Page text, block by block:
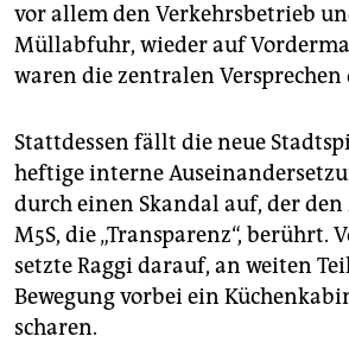
vor allem den Verkehrsbetrieb
Müllabfuhr, wieder auf
waren die zentralen Versprechen
Stattdessen fällt die neue
heftige interne
durch einen Skandal auf, der
M5S, die „Transparenz“, berührt.
setzte Raggi darauf, an weiten
Bewegung vorbei ein
scharen.